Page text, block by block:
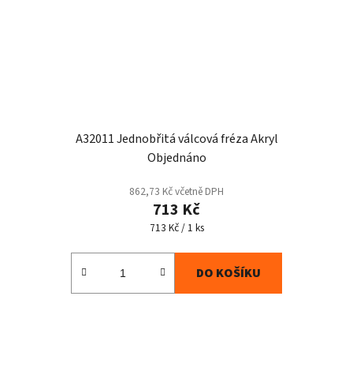
A32011 Jednobřitá válcová fréza Akryl
Objednáno
862,73 Kč včetně DPH
713 Kč
Měrná
713 Kč / 1 ks
DO KOŠÍKU